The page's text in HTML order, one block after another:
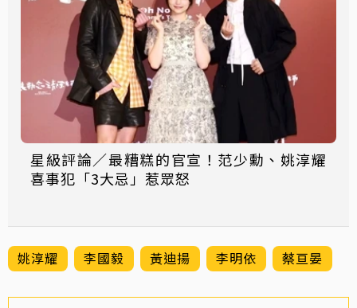
星級評論／最糟糕的官宣！范少勳、姚淳耀
喜事犯「3大忌」惹眾怒
姚淳耀 李國毅 黃迪揚 李明依 蔡亘晏